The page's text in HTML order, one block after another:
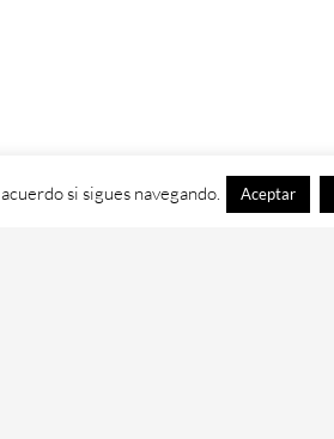
si sigues navegando. Aceptar